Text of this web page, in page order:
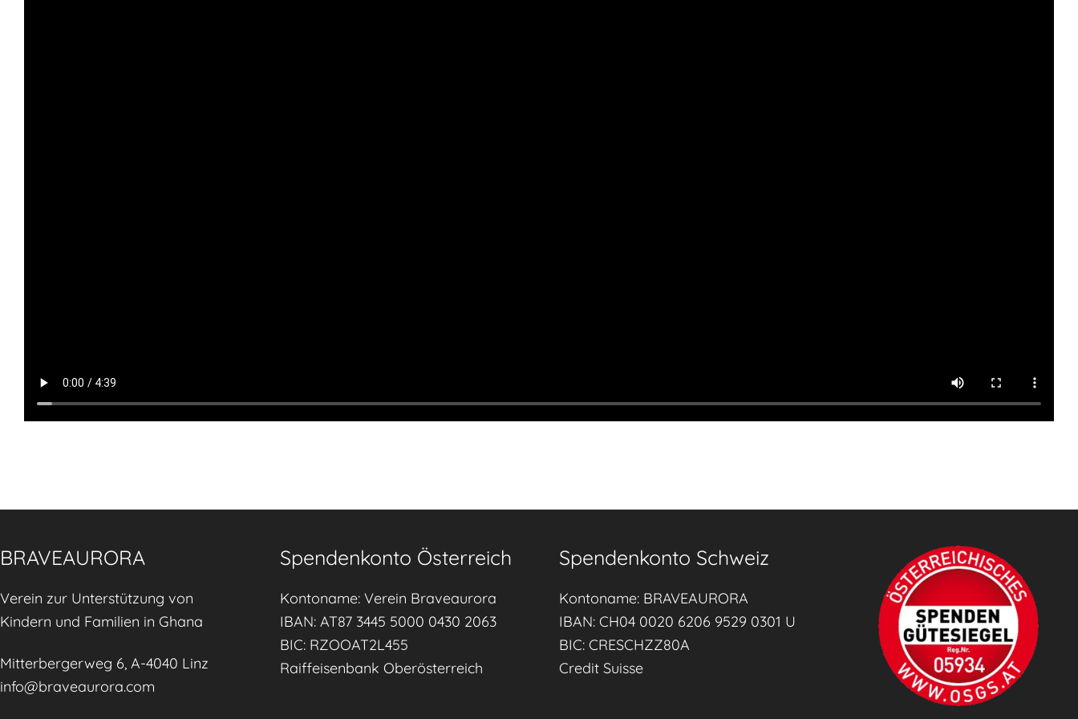
BRAVEAURORA
Verein zur Unterstützung von
Kindern und Familien in Ghana
Mitterbergerweg 6, A-4040 Linz
info@braveaurora.com
Spendenkonto Österreich
Kontoname: Verein Braveaurora
IBAN: AT87 3445 5000 0430 2063
BIC: RZOOAT2L455
Raiffeisenbank Oberösterreich
Spendenkonto Schweiz
Kontoname: BRAVEAURORA
IBAN: CH04 0020 6206 9529 0301 U
BIC: CRESCHZZ80A
Credit Suisse